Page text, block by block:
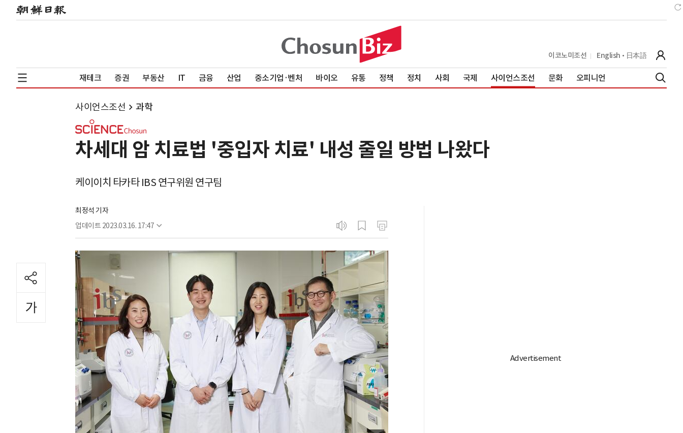
이코노미조선 English 日本語
재테크 증권 부동산 IT 금융 산업 중소기업·벤처 바이오 유통 정책 정치 사회 국제 사이언스조선 문화 오피니언
사이언스조선 과학
차세대 암 치료법 '중입자 치료' 내성 줄일 방법 나왔다
케이이치 타카타 IBS 연구위원 연구팀
최정석 기자
업데이트 2023.03.16. 17:47